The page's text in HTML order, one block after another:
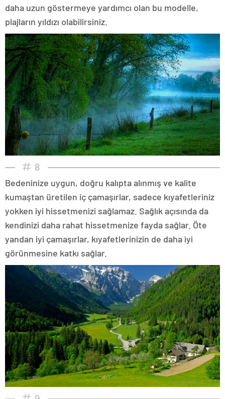
daha uzun göstermeye yardımcı olan bu modelle,
plajların yıldızı olabilirsiniz.
8
Bedeninize uygun, doğru kalıpta alınmış ve kalite
kumaştan üretilen iç çamaşırlar, sadece kıyafetleriniz
yokken iyi hissetmenizi sağlamaz. Sağlık açısında da
kendinizi daha rahat hissetmenize fayda sağlar. Öte
yandan iyi çamaşırlar, kıyafetlerinizin de daha iyi
görünmesine katkı sağlar.